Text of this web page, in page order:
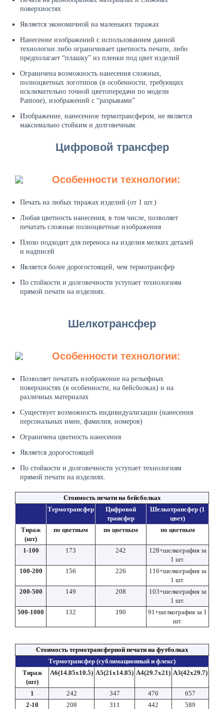
поверхностях
Является экономичной на маленьких тиражах
Нанесение изображений с использованием данной
технологии либо ограничивает цветность печати, либо
предполагает “плашку” из пленки под цвет изделий
Ограничена возможность нанесения сложных,
полноцветных логотипов (в особенности, требующих
исключительно точной цветопередачи по модели
Pantone), изображений с “разрывами”
Изображение, нанесенное термотрансфером, не является
максимально стойким и долговечным.
Цифровой трансфер
Особенности технологии:
Печать на любых тиражах изделий (от 1 шт.)
Любая цветность нанесения, в том числе, позволяет
печатать сложные полноцветные изображения
Плохо подходит для переноса на изделия мелких деталей
и надписей
Является более дорогостоящей, чем термотрансфер
По стойкости и долговечности уступает технологиям
прямой печати на изделиях.
Шелкотрансфер
Особенности технологии:
Позволяет печатать изображение на рельефных
поверхностях (в особенности, на бейсболках) и на
различных материалах
Существует возможность индивидуализации (нанесения
персональных имен, фамилия, номеров)
Ограничена цветность нанесения
Является дорогостоящей
По стойкости и долговечности уступает технологиям
прямой печати на изделиях.
Стоимость печати на бейсболках
Термотрансфер
Цифровой
трансфер
Шелкотрансфер (1
цвет)
Тираж
(шт)
по цветным по цветным по цветным
1-100 173 242
128+шелкография за
1 шт.
100-200
156 226
116+шелкография за
1 шт.
200-500
149 208
103+шелкография за
1 шт.
500-1000
132 190
91+шелкография за 1
шт.
Стоимость термотрансферной печати на футболках
Термотрансфер (сублимационный и флекс)
Тираж
(шт)
A6(14.85x10.5) A5(21x14.85) A4(29.7x21) A3(42x29.7)
1 242 347 476
657
2-10
208 311 442
589